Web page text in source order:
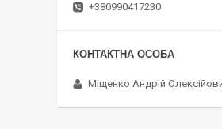
+380990417230
Міщенко Андрій